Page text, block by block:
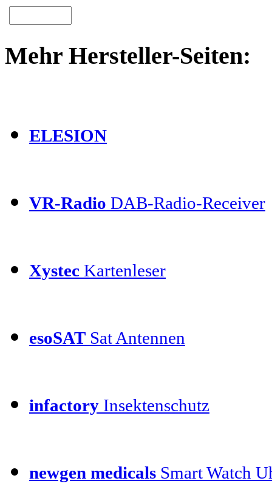
Mehr Hersteller-Seiten:
ELESION
VR-Radio DAB-Radio-Receiver
Xystec Kartenleser
esoSAT Sat Antennen
infactory Insektenschutz
newgen medicals Smart Watch